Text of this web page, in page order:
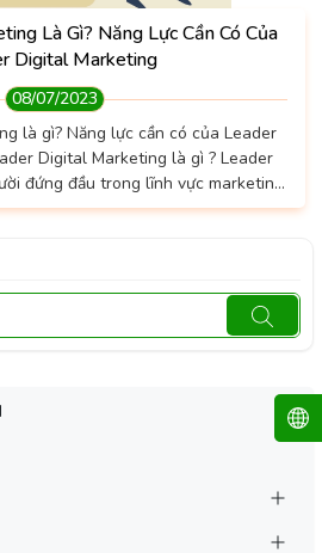
Là Gì? Năng Lực Cần Có Của
Digital Marketing
08/07/2023
là gì? Năng lực cần có của Leader
Digital Marketing là gì ? Leader
đứng đầu trong lĩnh vực marketing
trực tuyến hay marketing kỹ
cáo và tiếp thị trực tuyến của
vụ khác nhau, bao gồm...